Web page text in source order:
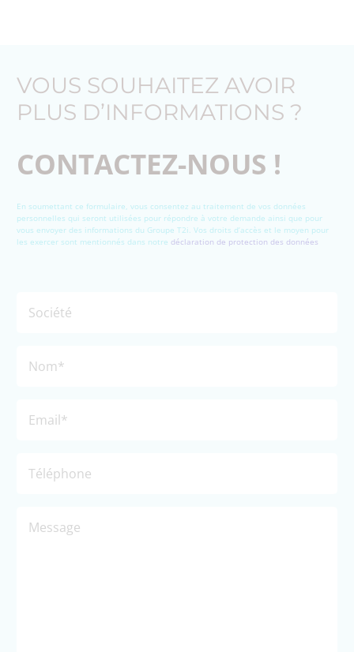
VOUS SOUHAITEZ AVOIR
PLUS D’INFORMATIONS ?
CONTACTEZ-NOUS !
En soumettant ce formulaire, vous consentez au traitement de vos données
personnelles qui seront utilisées pour répondre à votre demande ainsi que pour
vous envoyer des informations du Groupe T2i. Vos droits d’accès et le moyen pour
les exercer sont mentionnés dans notredéclaration de protection des données